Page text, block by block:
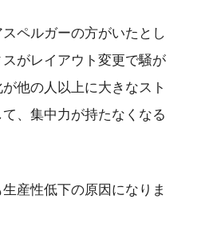
ペルガーの方がいたとし
がレイアウト変更で騒が
他の人以上に大きなスト
、集中力が持たなくなる
産性低下の原因になりま